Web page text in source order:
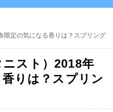
限定の気になる香りは？スプリング
スト）2018年
りは？スプリン